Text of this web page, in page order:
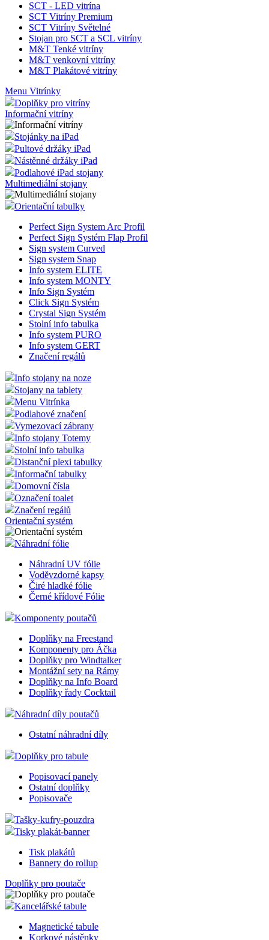
SCT - LED vitrína
SCT Vitríny Premium
SCT Vitríny Světelné
Stojan pro SCT a SCL vitríny
M&T Tenké vitríny
M&T venkovní vitríny
M&T Plakátové vitríny
Menu Vitrínky
Doplňky pro vitríny
Informační vitríny
Stojánky na iPad
Pultové držáky iPad
Nástěnné držáky iPad
Podlahové iPad stojany
Multimediální stojany
Orientační tabulky
Perfect Sign System Arc Profil
Perfect Sign Systém Flap Profil
Sign system Curved
Sign system Snap
Info system ELITE
Info system MONTY
Info Sign Systém
Click Sign Systém
Crystal Sign Systém
Stolní info tabulka
Info system PURO
Info system GERT
Značení regálů
Info stojany na noze
Stojany na tablety
Menu Vitrínka
Podlahové značení
Vymezovací zábrany
Info stojany Totemy
Stolní info tabulka
Distanční plexi tabulky
Informační tabulky
Domovní čísla
Označení toalet
Značení regálů
Orientační systém
Náhradní fólie
Náhradní UV fólie
Voděvzdorné kapsy
Čiré hladké fólie
Černé křídové Fólie
Komponenty poutačů
Doplňky na Freestand
Komponenty pro Áčka
Doplňky pro Windtalker
Montážní sety na Rámy
Doplňky na Info Board
Doplňky řady Cocktail
Náhradní díly poutačů
Ostatní náhradní díly
Doplňky pro tabule
Popisovací panely
Ostatní doplňky
Popisovače
Tašky-kufry-pouzdra
Tisky plakát-banner
Tisk plakátů
Bannery do rollup
Doplňky pro poutače
Kancelářské tabule
Magnetické tabule
Korkové nástěnky